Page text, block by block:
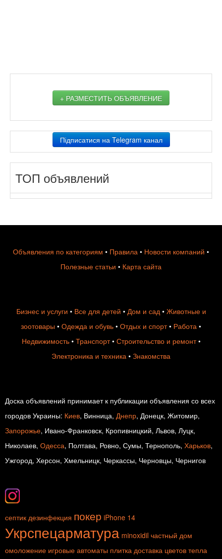
+ РАЗМЕСТИТЬ ОБЪЯВЛЕНИЕ
Підписатися на Telegram канал
ТОП объявлений
Объявления по категориям • Правила • Новости компаний •
Полезные статьи • Карта сайта
Бизнес и услуги • Все для детей • Дом и сад• Животные и
зоотовары • Одежда и обувь • Отдых и спорт• Работа •
Недвижимость• Транспорт• Строительство и ремонт•
Электроника и техника • Знакомства
Доска объявлений принимает к публикации объявления со всех
городов Украины: Киев, Винница, Днепр, Донецк, Житомир,
Запорожье, Ивано-Франковск, Кропивницкий, Львов, Луцк,
Николаев, Одесса, Полтава, Ровно, Сумы, Тернополь, Харьков,
Ужгород, Херсон, Хмельницк, Черкассы, Черновцы, Чернигов
септик дезинфекция покер iPhone 14
Укрспецарматура minoxidil частный дом
омоложение игровые автоматы плитка доставка цветов тепла